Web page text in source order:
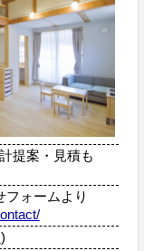
提案・見積も
フォームより
)